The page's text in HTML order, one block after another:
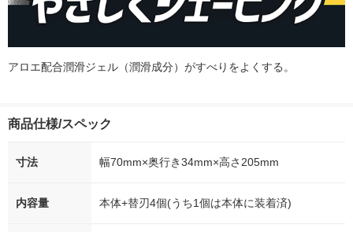
アロエ配合潤滑ジェル（潤滑成分）がすべりをよくする。
商品仕様/スペック
寸法 幅70mm×奥行き34mm×高さ205mm
内容量 本体+替刃4個(うち1個は本体に装着済)